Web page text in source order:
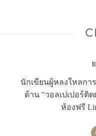
นักเขียนผู้หลงใหลกา
ด้าน "วอลเปเปอร์ติ
ห้องฟรี